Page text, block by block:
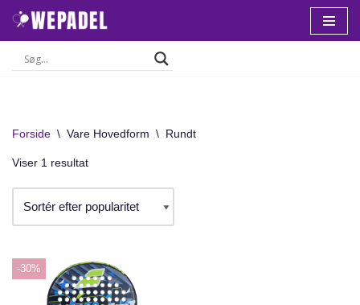
Spring
Forside \ Vare Hovedform \ Rundt
Viser 1 resultat
-30%